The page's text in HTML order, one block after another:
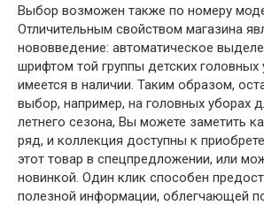
Выбор возможен также по номеру
Отличительным свойством магазина
нововведение: автоматическое
шрифтом той группы детских головных
имеется в наличии. Таким образом,
выбор, например, на головных уборах
летнего сезона, Вы можете заметить
ряд, и коллекция доступны к
этот товар в спецпредложении, или
новинкой. Один клик способен
полезной информации, облегчающей